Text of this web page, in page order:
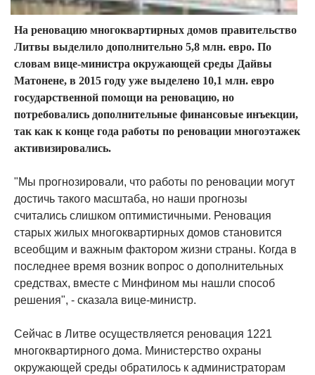
На реновацию многоквартирных домов правительство
Литвы выделило дополнительно 5,8 млн. евро. По
словам вице-министра окружающей среды Дайвы
Матонене, в 2015 году уже выделено 10,1 млн. евро
государственной помощи на реновацию, но
потребовались дополнительные финансовые инъекции,
так как к конце года работы по реновации многоэтажек
активизировались.
"Мы прогнозировали, что работы по реновации могут
достичь такого масштаба, но наши прогнозы
считались слишком оптимистичными. Реновация
старых жилых многоквартирных домов становится
всеобщим и важным фактором жизни страны. Когда в
последнее время возник вопрос о дополнительных
средствах, вместе с Минфином мы нашли способ
решения", - сказала вице-министр.
Сейчас в Литве осуществляется реновация 1221
многоквартирного дома. Министерство охраны
окружающей среды обратилось к администраторам